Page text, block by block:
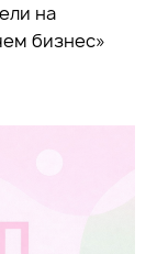
на
бизнес»